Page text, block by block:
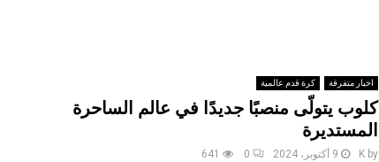
اخبار متفرقة كرة قدم عالمية
كلوب يتولّى منصبًا جديدًا في عالم الساحرة
المستديرة
by
K 9 أكتوبر، 2024 0
641